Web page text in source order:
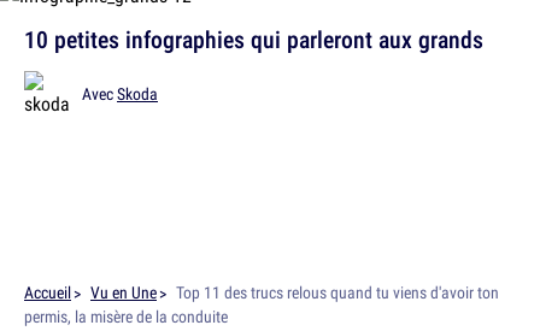
10 petites infographies qui parleront aux grands
AvecSkoda
Accueil Vu en Une
Top 11 des trucs relous quand tu viens d'avoir ton
permis, la misère de la conduite